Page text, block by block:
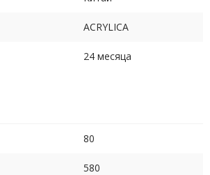
ACRYLICA
24 месяца
80
580